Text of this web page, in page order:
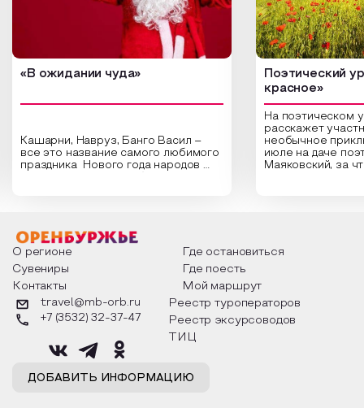
«В ожидании чуда»
Кашарни, Навруз, Банго Васил –
все это название самого любимого
праздника Нового года народов
о том, как встречают новый год в
разных уголках страны, какие
обряды совершают на удачу и
благополучие, в чем схожи и
различаются традиции. Кто такой
Дед Мороз и откуда он пришел, как
его называют в разных уголках
страны и как появились елочные
Поэтический
красное»
На поэтическом
расскажет
необычное
июле на даче
Маяковский, за
Твардовского и
каждой строчке
восхищение
яркому времени
О регионе
Где остановиться
Сувениры
Где поесть
Контакты
Мой маршрут
ДОБАВИТЬ ИНФОРМАЦИЮ
travel@mb-orb.ru
+7 (3532) 32-37-47
Реестр туроператоров
Реестр эксурсоводов
ТИЦ